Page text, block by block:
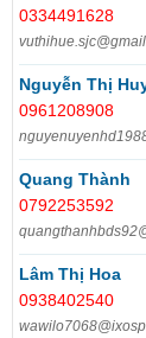
0334491628
Nguyễn Thị
0961208908
Quang Thành
0792253592
Lâm Thị Hoa
0938402540